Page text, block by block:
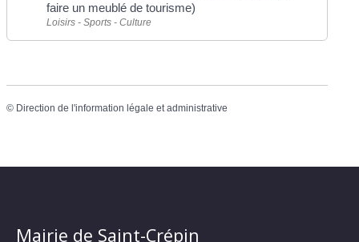
faire un meublé de tourisme)
Loisirs - Sports - Culture
© Direction de l'information légale et administrative
Mairie de Saint-Crépin